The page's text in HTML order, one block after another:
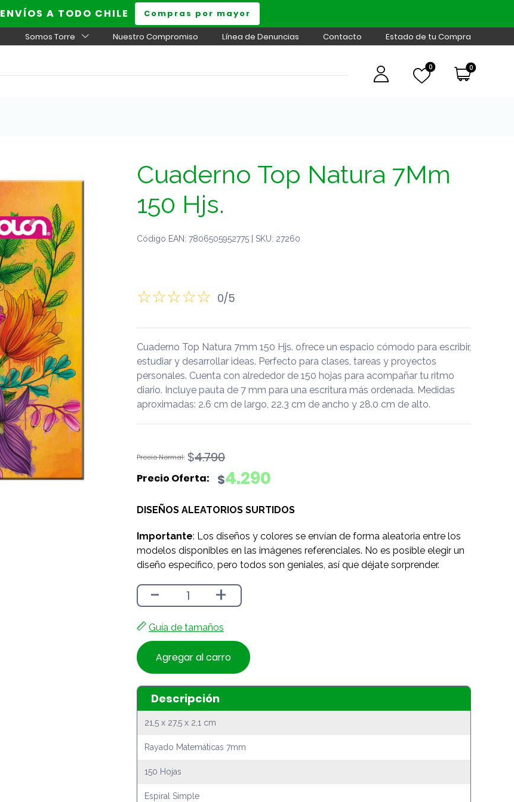
ENVÍOS A TODO CHILE Compras por mayor
Somos Torre Nuestro Compromiso Línea de Denuncias Contacto Estado de tu Compra
0 0
Cuaderno Top Natura 7Mm
150 Hjs.
Código EAN: 7806505952775 | SKU: 27260
0/5
Cuaderno Top Natura 7mm 150 Hjs. ofrece un espacio cómodo para escribir,
estudiar y desarrollar ideas. Perfecto para clases, tareas y proyectos
personales. Cuenta con alrededor de 150 hojas para acompañar tu ritmo
diario. Incluye pauta de 7 mm para una escritura más ordenada. Medidas
aproximadas: 2.6 cm de largo, 22.3 cm de ancho y 28.0 cm de alto.
$4.790
El
original
$4.790.
$4.290
El
actual
$4.290.
DISEÑOS ALEATORIOS SURTIDOS
Importante: Los diseños y colores se envían de forma aleatoria entre los
modelos disponibles en las imágenes referenciales. No es posible elegir un
diseño específico, pero todos son geniales, así que déjate sorprender.
- +
Guía de tamaños
Agregar al carro
Descripción
21,5 x 27,5 x 2,1 cm
Rayado Matemáticas 7mm
150 Hojas
Espiral Simple